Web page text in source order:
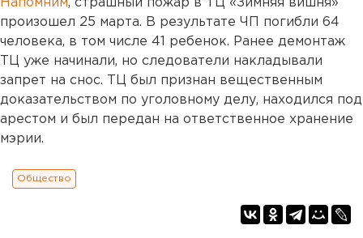
Напомним, страшный пожар в ТЦ «Зимняя вишня»
произошел 25 марта. В результате ЧП погибли 64
человека, в том числе 41 ребенок. Ранее демонтаж
ТЦ уже начинали, но следователи накладывали
запрет на снос. ТЦ был признан вещественным
доказательством по уголовному делу, находился под
арестом и был передан на ответственное хранение
мэрии.
Общество